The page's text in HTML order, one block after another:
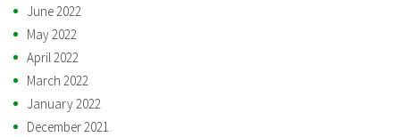
June 2022
May 2022
April 2022
March 2022
January 2022
December 2021